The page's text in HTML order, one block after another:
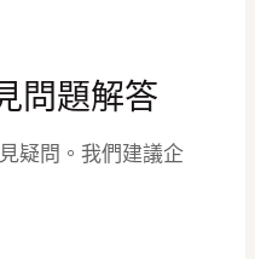
問題解答
疑問。我們建議企